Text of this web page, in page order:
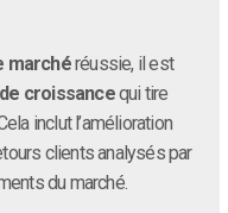
marchéréussie, il est
croissancequi tire
inclut l’amélioration
clients analysés par
du marché.